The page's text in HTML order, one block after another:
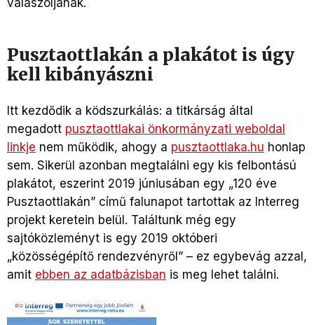
Pusztaottlakán a plakátot is úgy
kell kibányászni
Itt kezdődik a ködszurkálás: a titkárság által
megadott pusztaottlakai önkormányzati weboldal
linkje nem működik, ahogy a pusztaottlaka.hu honlap
sem. Sikerül azonban megtalálni egy kis felbontású
plakátot, eszerint 2019 júniusában egy „120 éve
Pusztaottlakán” című falunapot tartottak az Interreg
projekt keretein belül. Találtunk még egy
sajtóközleményt is egy 2019 októberi
„közösségépítő rendezvényről” – ez egybevág azzal,
amit ebben az adatbázisban is meg lehet találni.